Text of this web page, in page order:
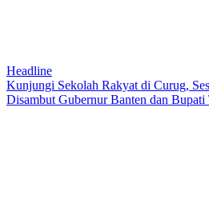
Headline
Kunjungi Sekolah Rakyat di Curug,
Disambut Gubernur Banten dan Bupati